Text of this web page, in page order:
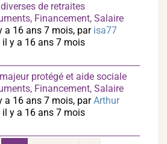
de retraites
Financement, Salaire
a 16 ans 7 mois, par isa77
il y a 16 ans 7 mois
protégé et aide sociale
Financement, Salaire
a 16 ans 7 mois, parArthur
il y a 16 ans 7 mois